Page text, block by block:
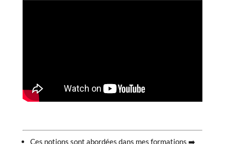
Ces notions sont abordées dans mes formations ➡️